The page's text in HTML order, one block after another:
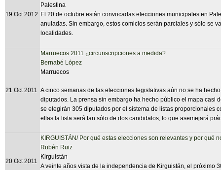
19 Oct 2012
Palestina
El 20 de octubre están convocadas elecciones municipales en
anuladas. Sin embargo, estos comicios serán parciales y sólo se
localidades.
21 Oct 2011
Marruecos 2011 ¿circunscripciones a medida?
Bernabé López
Marruecos
A cinco semanas de las elecciones legislativas aún no se ha
diputados. La prensa sin embargo ha hecho público el mapa casi
se elegirán 305 diputados por el sistema de listas proporcionales
ellas la lista será tan sólo de dos candidatos, lo que asemejará
20 Oct 2011
KIRGUISTÁN/ Por qué estas elecciones son relevantes y por qué
Rubén Ruiz
Kirguistán
A veinte años vista de la independencia de Kirguistán, el próximo